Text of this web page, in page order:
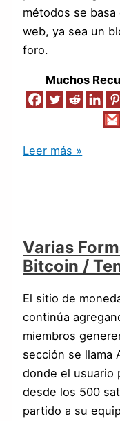
métodos se
web, ya sea un
foro.
Muchos
Leer más »
Varias
Bitcoin /
El sitio de
continúa
miembros
sección se llama
donde el usuario
desde los 500
partido a su